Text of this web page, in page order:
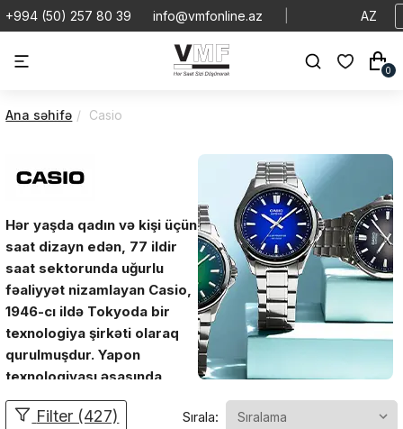
+994 (50) 257 80 39 info@vmfonline.az AZ
0
Ana səhifə Casio
Hər yaşda qadın və kişi üçün
saat dizayn edən, 77 ildir
saat sektorunda uğurlu
fəaliyyət nizamlayan Casio,
1946-cı ildə Tokyoda bir
texnologiya şirkəti olaraq
qurulmuşdur. Yapon
texnologiyası əsasında
istehsal edilən Casio
modelləri, saat sənayesinin
Filter (427) Sırala: